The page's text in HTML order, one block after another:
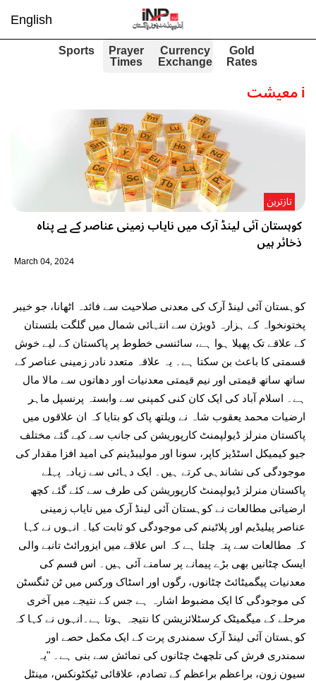
English
Gold
Rates
Currency
Exchange
Prayer
Times
Sports
iمعیشت
کوہستان آئی لینڈ آرک میں نایاب زمینی عناصر کے بے پناہ
ذخائر ہیں
تازترین
March 04, 2024
کوہستان آئی لینڈ آرک کی معدنی صلاحیت سے فائدہ اٹھانا، جو خیبر
پختونخواہ کے ہزارہ ڈویژن سے انتہائی شمال میں گلگت بلتستان
کے علاقے تک پھیلا ہوا ہے، سائنسی خطوط پر پاکستان کے لیے خوش
قسمتی کا باعث بن سکتا ہے۔ یہ علاقہ متعدد نادر زمینی عناصر کے
ساتھ ساتھ قیمتی اور نیم قیمتی معدنیات اور دھاتوں سے مالا مال
ہے۔ اسلام آباد کی ایک کان کنی کمپنی سے وابستہ پرنسپل ماہر
ارضیات محمد یعقوب شاہ نے ویلتھ پاک کو بتایا کہ ان علاقوں میں
پاکستان منرلز ڈیولپمنٹ کارپوریشن کی جانب سے کیے گئے مختلف
جیو کیمیکل اسٹڈیز کاپر، سونا اور مولیبڈینم کی امید افزا مقدار کی
موجودگی کی نشاندہی کرتے ہیں۔ ایک دہائی سے زیادہ پہلے
پاکستان منرلز ڈیولپمنٹ کارپوریشن کی طرف سے کئے گئے کچھ
ارضیاتی مطالعات نے کوہستان آئی لینڈ آرک میں نایاب زمینی
عناصر پیلیڈیم اور پلاٹینم کی موجودگی کو ثابت کیا۔ انہوں نے کہا
کہ مطالعات سے پتہ چلتا ہے کہ اس علاقے میں ایزورائٹ تانبے والی
ایسک چٹانیں بھی بڑے پیمانے پر سامنے آئی ہیں۔ اس قسم کی
معدنیات پیگمیٹائٹ چٹانوں، رگوں اور اسٹاک ورکس میں ٹن ٹنگسٹن
کی موجودگی کا ایک مضبوط اشارہ ہے جس کے نتیجے میں آخری
مرحلے کے میگمیٹک کرسٹلائزیشن کا نتیجہ ہوتا ہے۔انہوں نے کہا کہ
کوہستان آئی لینڈ آرک سمندری پرت کے ایک مکمل حصے اور
سمندری فرش کی تلچھٹ چٹانوں کی نمائش سے بنی ہے۔ "یہ
سیون زون، براعظم براعظم کے تصادم، علاقائی ٹیکٹونکس، مینٹل